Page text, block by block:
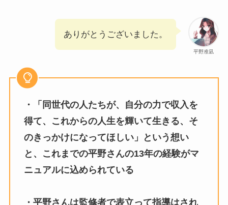
平野准凪
ありがとうございました。
・「同世代の人たちが、自分の力で収入を
得て、これからの人生を輝いて生きる、そ
のきっかけになってほしい」という想い
と、これまでの平野さんの13年の経験がマ
ニュアルに込められている
・平野さんは監修者で表立って指導はされ